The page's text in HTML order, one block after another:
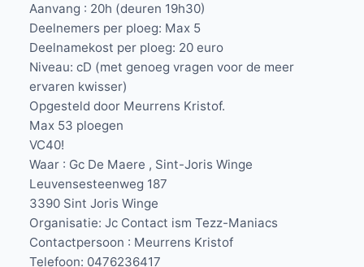
Aanvang : 20h (deuren 19h30)
Deelnemers per ploeg: Max 5
Deelnamekost per ploeg: 20 euro
Niveau: cD (met genoeg vragen voor de meer
ervaren kwisser)
Opgesteld door Meurrens Kristof.
Max 53 ploegen
VC40!
Waar : Gc De Maere , Sint-Joris Winge
Leuvensesteenweg 187
3390 Sint Joris Winge
Organisatie: Jc Contact ism Tezz-Maniacs
Contactpersoon : Meurrens Kristof
Telefoon: 0476236417